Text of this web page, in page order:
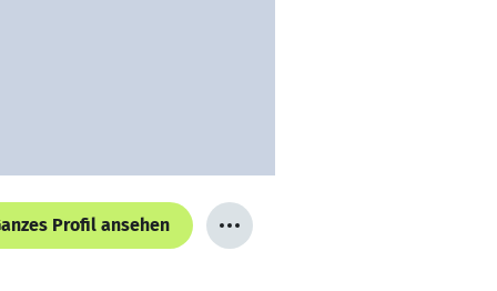
Profil ansehen